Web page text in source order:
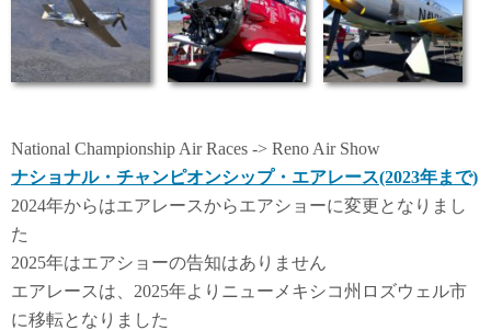
National Championship Air Races -> Reno Air Show
ナショナル・チャンピオンシップ・エアレース(2023年まで)
2024年からはエアレースからエアショーに変更となりまし
た
2025年はエアショーの告知はありません
エアレースは、2025年よりニューメキシコ州ロズウェル市
に移転となりました